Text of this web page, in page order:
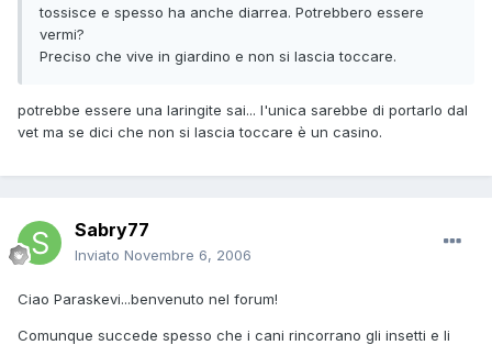
tossisce e spesso ha anche diarrea. Potrebbero essere
vermi?
Preciso che vive in giardino e non si lascia toccare.
potrebbe essere una laringite sai... l'unica sarebbe di portarlo dal
vet ma se dici che non si lascia toccare è un casino.
Sabry77
Inviato Novembre 6, 2006
Ciao Paraskevi...benvenuto nel forum!
Comunque succede spesso che i cani rincorrano gli insetti e li